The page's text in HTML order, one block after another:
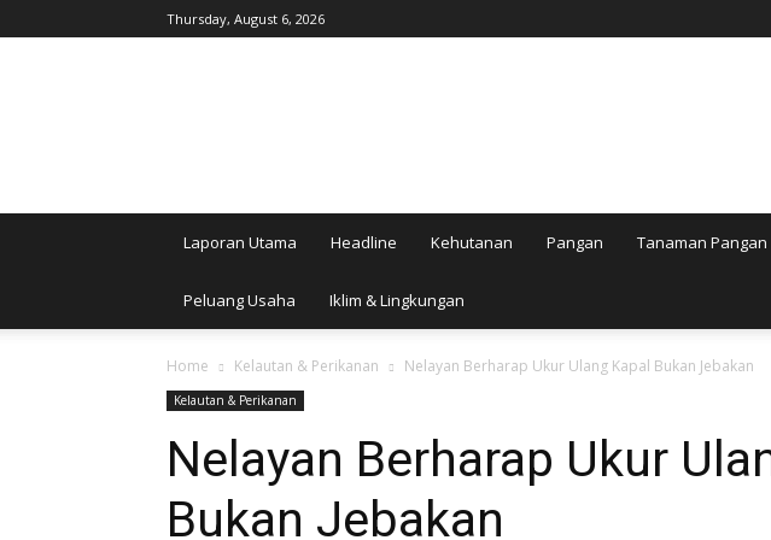
Thursday, August 6, 2026
Laporan Utama Headline Kehutanan Pangan Tanaman Pangan
Peluang Usaha Iklim & Lingkungan
Home Kelautan & Perikanan Nelayan Berharap Ukur Ulang Kapal Bukan Jebakan
Kelautan & Perikanan
Nelayan Berharap Ukur
Bukan Jebakan